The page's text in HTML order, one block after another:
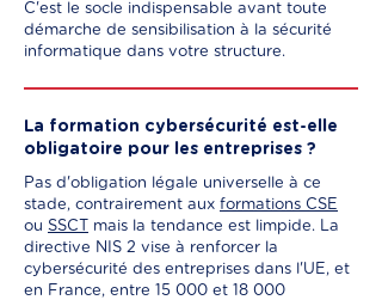
C'est le socle indispensable avant toute
démarche de sensibilisation à la sécurité
informatique dans votre structure.
La formation cybersécurité est-elle
obligatoire pour les entreprises ?
Pas d'obligation légale universelle à ce
stade, contrairement aux formations CSE
ou SSCT
mais la tendance est limpide. La
directive NIS 2 vise à renforcer la
cybersécurité des entreprises dans l'UE, et
en France, entre 15 000 et 18 000